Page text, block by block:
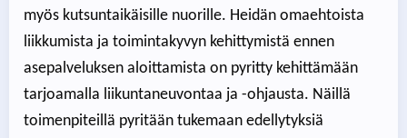
myös kutsuntaikäisille nuorille. Heidän omaehtoista
liikkumista ja toimintakyvyn kehittymistä ennen
asepalveluksen aloittamista on pyritty kehittämään
tarjoamalla liikuntaneuvontaa ja -ohjausta. Näillä
toimenpiteillä pyritään tukemaan edellytyksiä